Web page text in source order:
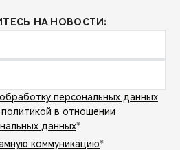
НА НОВОСТИ:
персональных данных
политикой в отношении
данных*
коммуникацию*